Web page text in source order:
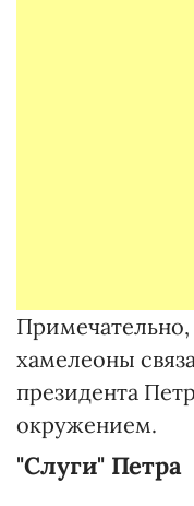
хамелеоны
президента
окружением.
"Слуги" Петра